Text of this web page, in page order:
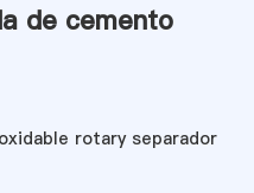
de cemento
rotary separador